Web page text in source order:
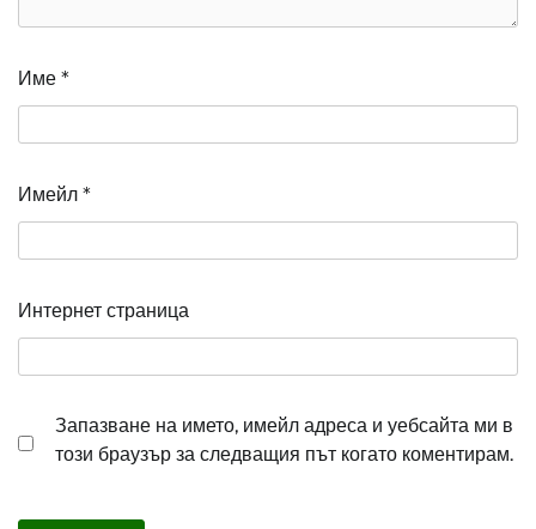
Име *
Имейл *
Интернет страница
Запазване на името, имейл адреса и уебсайта ми в
този браузър за следващия път когато коментирам.